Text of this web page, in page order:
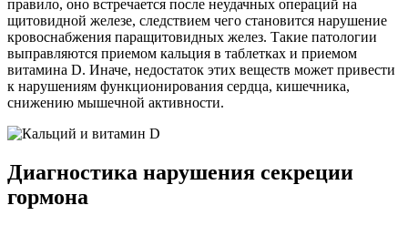
правило, оно встречается после неудачных операций на
щитовидной железе, следствием чего становится нарушение
кровоснабжения паращитовидных желез. Такие патологии
выправляются приемом кальция в таблетках и приемом
витамина D. Иначе, недостаток этих веществ может привести
к нарушениям функционирования сердца, кишечника,
снижению мышечной активности.
Диагностика нарушения секреции
гормона